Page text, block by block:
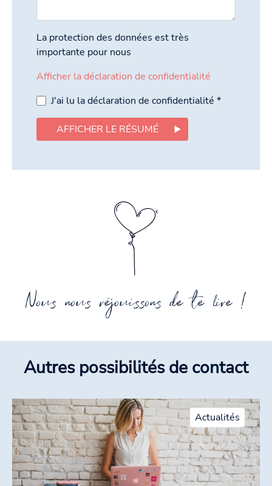
La protection des données est très
importante pour nous
Afficher la déclaration de confidentialité
J'ai lu la déclaration de confidentialité *
AFFICHER LE RÉSUMÉ
Nous nous réjouissons de te lire !
Autres possibilités de contact
Actualités